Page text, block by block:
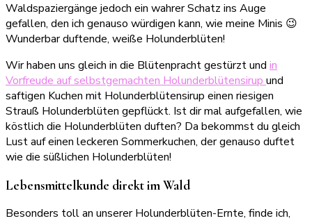
Waldspaziergänge jedoch ein wahrer Schatz ins Auge
gefallen, den ich genauso würdigen kann, wie meine Minis 😉
Wunderbar duftende, weiße Holunderblüten!
Wir haben uns gleich in die Blütenpracht gestürzt und in
Vorfreude auf selbstgemachten Holunderblütensirup und
saftigen Kuchen mit Holunderblütensirup einen riesigen
Strauß Holunderblüten gepflückt. Ist dir mal aufgefallen, wie
köstlich die Holunderblüten duften? Da bekommst du gleich
Lust auf einen leckeren Sommerkuchen, der genauso duftet
wie die süßlichen Holunderblüten!
Lebensmittelkunde direkt im Wald
Besonders toll an unserer Holunderblüten-Ernte, finde ich,